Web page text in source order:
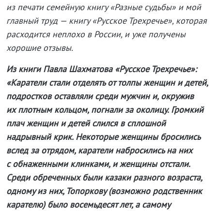
из печати семейную книгу «Разные судьбы» и мой
главный труд — книгу «Русское Трехречье», которая
расходится неплохо в России, и уже получены
хорошие отзывы.
Из книги Павла Шахматова «Русское Трехречье»:
«Каратели стали отделять от толпы женщин и детей,
подростков оставляли среди мужчин и, окружив
их плотным кольцом, погнали за околицу. Громкий
плач женщин и детей слился в сплошной
надрывный крик. Некоторые женщины бросились
вслед за отрядом, каратели набросились на них
с обнаженными клинками, и женщины отстали.
Среди обреченных были казаки разного возраста,
одному из них, Топоркову (возможно родственник
карателю) было восемьдесят лет, а самому